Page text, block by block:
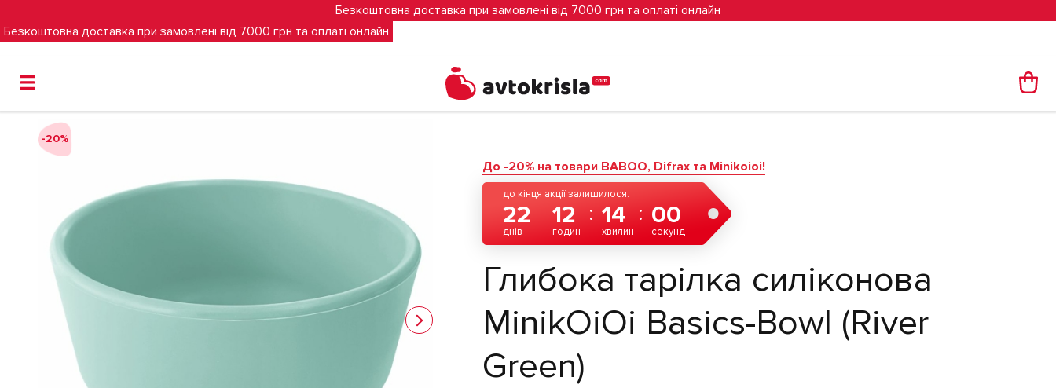
Безкоштовна доставка при замовлені від 7000 грн та оплаті онлайн
Безкоштовна доставка при замовлені від 7000 грн та оплаті онлайн
Глибока тарілка силіконова MinikOiOi Basics-Bowl (River Green)
-20%
До -20% на товари BABOO, Difrax та Minikoioi!
до кінця акції залишилося:
22
днів
12
годин
13
хвилин
59
секунд
Глибока тарілка силіконова
MinikOiOi Basics-Bowl (River
Green)